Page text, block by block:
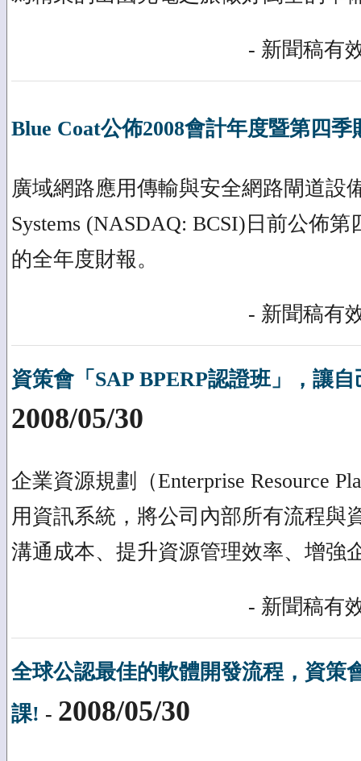
- 新聞稿有
Blue Coat公佈2008會計年度暨第四季
廣域網路應用傳輸與安全網路閘道設
Systems (NASDAQ: BCSI)日前公佈
的全年度財報。
- 新聞稿有
資策會「SAP BPERP認證班」，讓
2008/05/30
企業資源規劃（Enterprise Resource
用資訊系統，將公司內部所有流程與
溝通成本、提升資源管理效率、增強
- 新聞稿有
全球公認最佳的軟體開發流程，資策
課! - 2008/05/30